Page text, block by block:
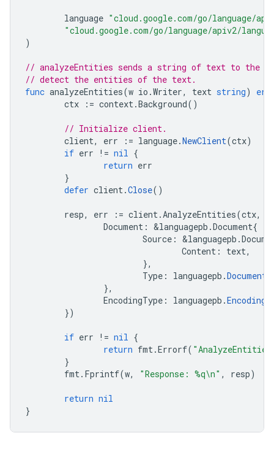
language "cloud.google.com/go/language/
"cloud.google.com/go/language/apiv2/
)
// analyzeEntities sends a string of text to the
// detect the entities of the text.
func analyzeEntities(w io .Writer, text string)
ctx
:= context.Background()
// Initialize client.
client, err := language.NewClient(ctx)
if err != nil {
return err
}
defer client.Close()
resp, err := client.AnalyzeEntities(ctx,
Document : &languagepb .Document{
Source : &languagepb .
Content : text,
},
Type : languagepb .
},
EncodingType : languagepb .
})
if err != nil {
return fmt.Errorf(
}
fmt. Fprintf(w, "Response: %q\n" , resp)
return nil
}